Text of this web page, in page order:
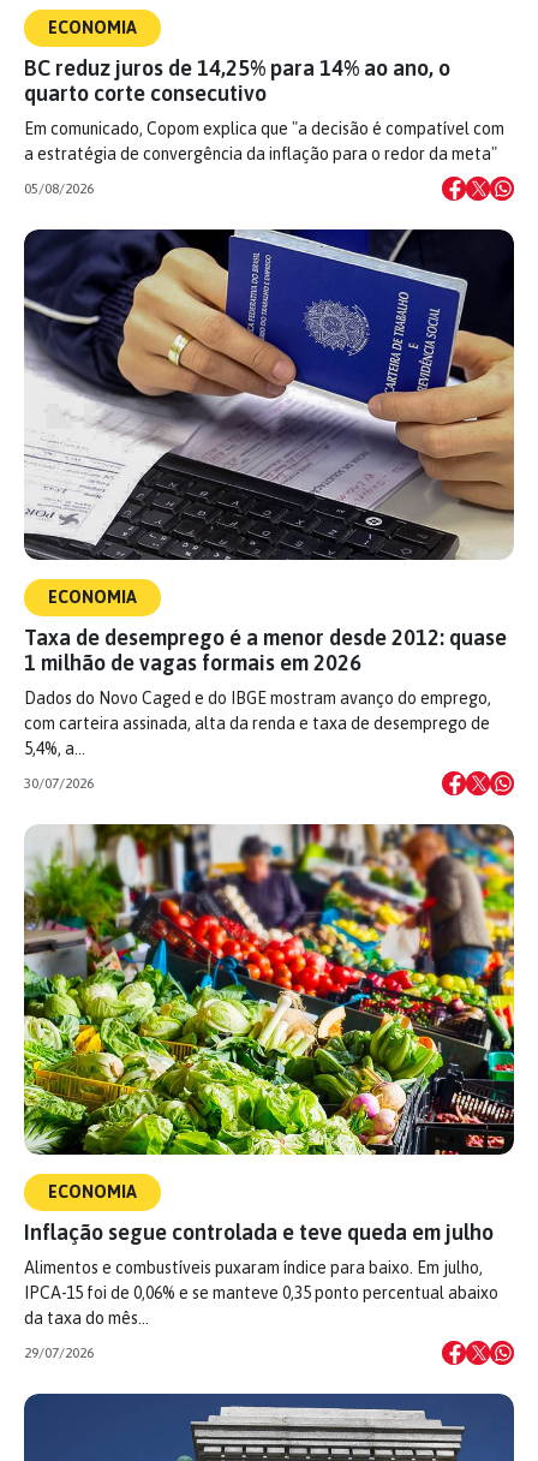
ECONOMIA
BC reduz juros de 14,25% para 14% ao ano, o
quarto corte consecutivo
Em comunicado, Copom explica que "a decisão é compatível com
a estratégia de convergência da inflação para o redor da meta"
05/08/2026
ECONOMIA
Taxa de desemprego é a menor desde 2012: quase
1 milhão de vagas formais em 2026
Dados do Novo Caged e do IBGE mostram avanço do emprego,
com carteira assinada, alta da renda e taxa de desemprego de
5,4%, a…
30/07/2026
ECONOMIA
Inflação segue controlada e teve queda em julho
Alimentos e combustíveis puxaram índice para baixo. Em julho,
IPCA-15 foi de 0,06% e se manteve 0,35 ponto percentual abaixo
da taxa do mês…
29/07/2026